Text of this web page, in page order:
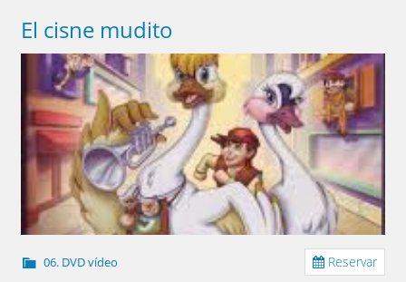
El cisne mudito
Reservar
06. DVD vídeo